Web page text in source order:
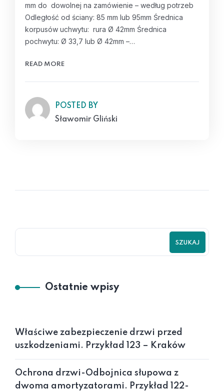
mm do dowolnej na zamówienie – według potrzeb
Odległość od ściany: 85 mm lub 95mm Średnica
korpusów uchwytu: rura Ø 42mm Średnica
pochwytu: Ø 33,7 lub Ø 42mm –…
READ MORE
POSTED BY
Sławomir Gliński
SZUKAJ
Ostatnie wpisy
Właściwe zabezpieczenie drzwi przed
uszkodzeniami. Przykład 123 – Kraków
Ochrona drzwi-Odbojnica słupowa z
dwoma amortyzatorami. Przykład 122-